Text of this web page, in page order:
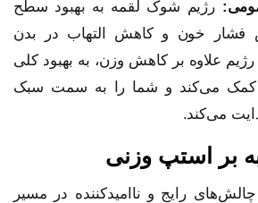
: رژیم شوک لقمه به بهبود سطح
فشار خون و کاهش التهاب در بدن
علاوه بر کاهش وزن، به بهبود کلی
کمک می‌کند و شما را به سمت سبک
می‌کند.
بر استپ وزنی
رایج و ناامیدکننده در مسیر